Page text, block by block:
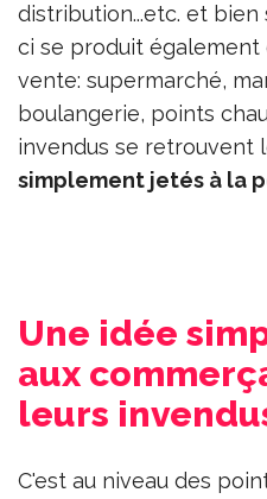
distribution...etc. et
ci se produit également
vente: supermarché,
boulangerie, points
invendus se retrouvent
simplement jetés à la
Une idée
aux
leurs
C'est au niveau des